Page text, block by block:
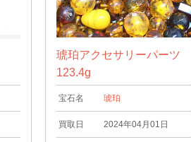
琥珀アクセサリーパーツ
123.4g
宝石名 琥珀
買取日 2024年04月01日